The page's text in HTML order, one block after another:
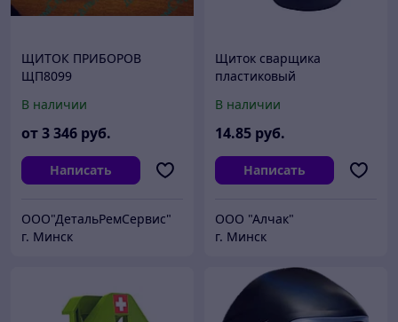
ЩИТОК ПРИБОРОВ
ЩП8099
В наличии
от3 346 руб.
Написать
ООО"ДетальРемСервис"
г. Минск
Щиток сварщика
пластиковый
В наличии
14.85 руб.
Написать
ООО "Алчак"
г. Минск